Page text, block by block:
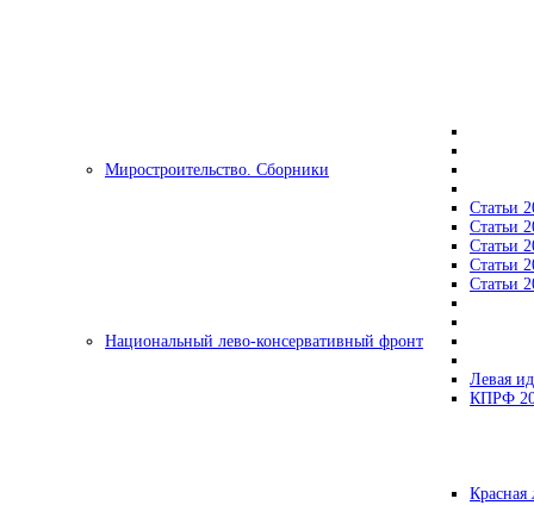
Миростроительство. Сборники
Статьи
Статьи
Статьи
Статьи
Статьи
Национальный лево-консервативный фронт
Левая
КПРФ
Красная